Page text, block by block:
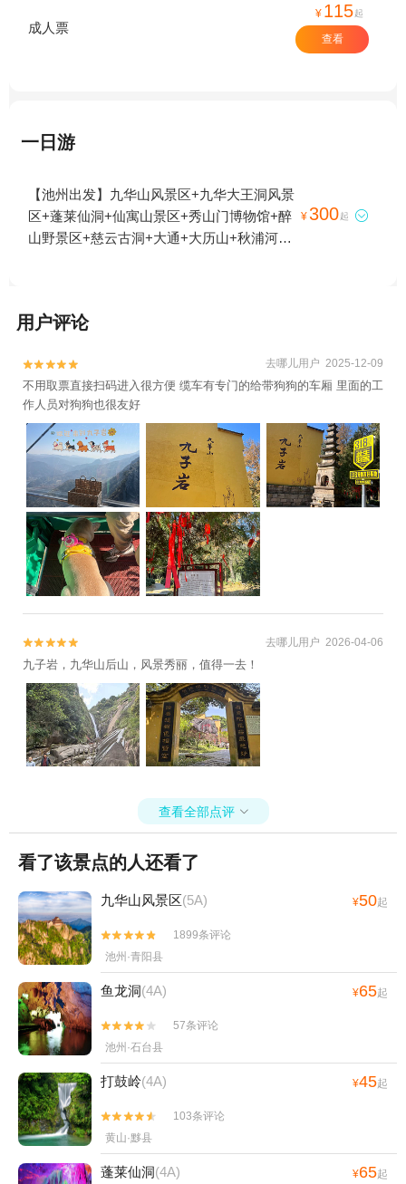
成人票
¥ 115起
查看
一日游
【池州出发】九华山风景区+九华大王洞风景
区+蓬莱仙洞+仙寓山景区+秀山门博物馆+醉
山野景区+慈云古洞+大通+大历山+秋浦河景
园+秋浦河水上乐园+池州金鸡峡谷+清源山
游览+秋浦河富硒温泉+九华神龙谷+梅洲晓
雪+莲峰云海景区+池州天下粮仓风景区+杏
花村文化旅游区+天下粮仓1949主题文化游览
园+九子寺+九华山荣玺庄园温泉+醉山野黄
崖大峡谷+百岁宫+石台大峡谷漂流1日游
¥300起 
用户评论

 去哪儿用户 2025-12-09
不用取票直接扫码进入很方便 缆车有专门的给带狗狗的车厢 里面的工
作人员对狗狗也很友好

 去哪儿用户 2026-04-06
九子岩，九华山后山，风景秀丽，值得一去！
查看全部点评 
看了该景点的人还看了
九华山风景区(5A) ¥50起


1899条评论
池州·青阳县
鱼龙洞(4A) ¥65起


57条评论
池州·石台县
打鼓岭(4A) ¥45起


103条评论
黄山·黟县
蓬莱仙洞(4A) ¥65起